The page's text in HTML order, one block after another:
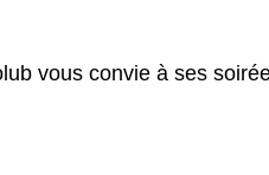
vous convie à ses